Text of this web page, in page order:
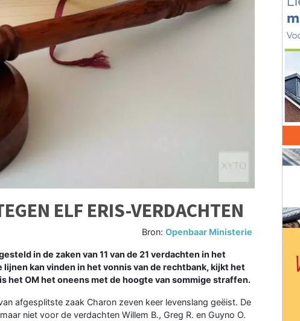
ELF ERIS-VERDACHTEN
Bron:Openbaar Ministerie
in de zaken van 11 van de 21 verdachten in het
kan vinden in het vonnis van de rechtbank, kijkt het
het OM het oneens met de hoogte van sommige straffen.
afgesplitste zaak Charon zeven keer levenslang geëist. De
niet voor de verdachten Willem B., Greg R. en Guyno O.